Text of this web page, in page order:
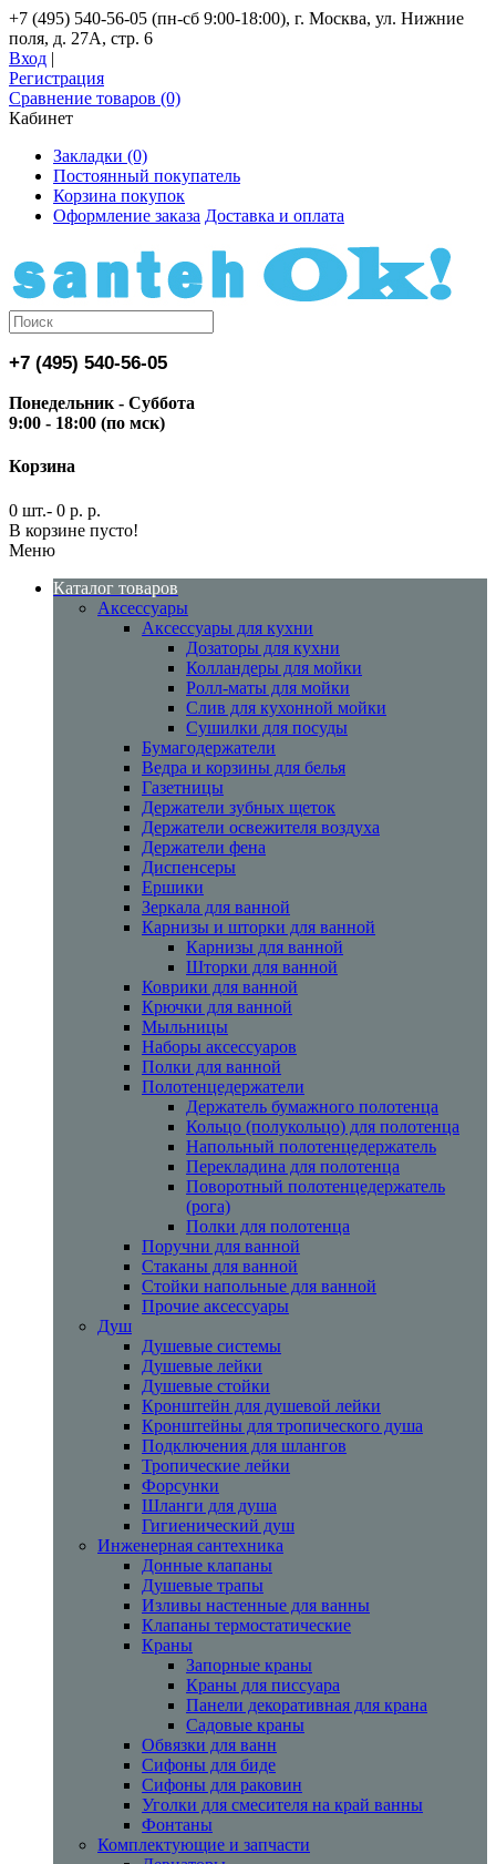
+7 (495) 540-56-05 (пн-сб 9:00-18:00), г. Москва, ул. Нижние
поля, д. 27А, стр. 6
Вход |
Регистрация
Сравнение товаров (0)
Кабинет
Закладки (0)
Постоянный покупатель
Корзина покупок
Оформление заказа Доставка и оплата
+7 (495) 540-56-05
Понедельник - Суббота
9:00 - 18:00 (по мск)
Корзина
0 шт.- 0 р. р.
В корзине пусто!
Меню
Каталог товаров
Аксессуары
Аксессуары для кухни
Дозаторы для кухни
Колландеры для мойки
Ролл-маты для мойки
Слив для кухонной мойки
Сушилки для посуды
Бумагодержатели
Ведра и корзины для белья
Газетницы
Держатели зубных щеток
Держатели освежителя воздуха
Держатели фена
Диспенсеры
Ершики
Зеркала для ванной
Карнизы и шторки для ванной
Карнизы для ванной
Шторки для ванной
Коврики для ванной
Крючки для ванной
Мыльницы
Наборы аксессуаров
Полки для ванной
Полотенцедержатели
Держатель бумажного полотенца
Кольцо (полукольцо) для полотенца
Напольный полотенцедержатель
Перекладина для полотенца
Поворотный полотенцедержатель
(рога)
Полки для полотенца
Поручни для ванной
Стаканы для ванной
Стойки напольные для ванной
Прочие аксессуары
Душ
Душевые системы
Душевые лейки
Душевые стойки
Кронштейн для душевой лейки
Кронштейны для тропического душа
Подключения для шлангов
Тропические лейки
Форсунки
Шланги для душа
Гигиенический душ
Инженерная сантехника
Донные клапаны
Душевые трапы
Изливы настенные для ванны
Клапаны термостатические
Краны
Запорные краны
Краны для писсуара
Панели декоративная для крана
Садовые краны
Обвязки для ванн
Сифоны для биде
Сифоны для раковин
Уголки для смесителя на край ванны
Фонтаны
Комплектующие и запчасти